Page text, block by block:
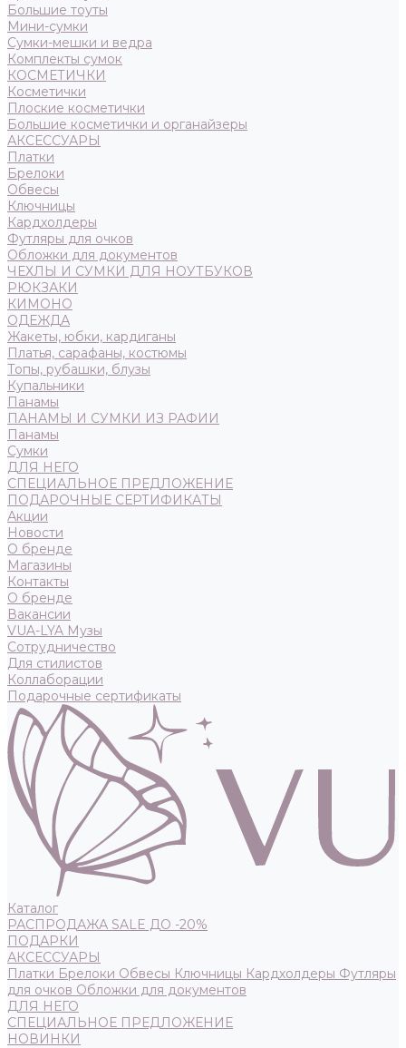
Большие тоуты
Мини-сумки
Сумки-мешки и ведра
Комплекты сумок
КОСМЕТИЧКИ
Косметички
Плоские косметички
Большие косметички и органайзеры
АКСЕССУАРЫ
Платки
Брелоки
Обвесы
Ключницы
Кардхолдеры
Футляры для очков
Обложки для документов
ЧЕХЛЫ И СУМКИ ДЛЯ НОУТБУКОВ
РЮКЗАКИ
КИМОНО
ОДЕЖДА
Жакеты, юбки, кардиганы
Платья, сарафаны, костюмы
Топы, рубашки, блузы
Купальники
Панамы
ПАНАМЫ И СУМКИ ИЗ РАФИИ
Панамы
Сумки
ДЛЯ НЕГО
СПЕЦИАЛЬНОЕ ПРЕДЛОЖЕНИЕ
ПОДАРОЧНЫЕ СЕРТИФИКАТЫ
Акции
Новости
О бренде
Магазины
Контакты
О бренде
Вакансии
VUA-LYA Музы
Сотрудничество
Для стилистов
Коллаборации
Подарочные сертификаты
Каталог
РАСПРОДАЖА SALE ДО -20%
ПОДАРКИ
АКСЕССУАРЫ
Платки Брелоки Обвесы Ключницы Кардхолдеры Футляры
для очков Обложки для документов
ДЛЯ НЕГО
СПЕЦИАЛЬНОЕ ПРЕДЛОЖЕНИЕ
НОВИНКИ